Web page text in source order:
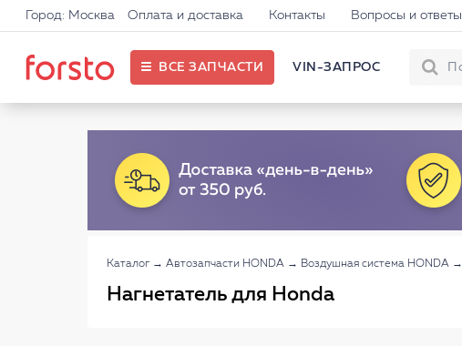
Город: Москва Оплата и доставка Контакты Вопросы и ответы
ВСЕ ЗАПЧАСТИ VIN-ЗАПРОС
Каталог → Автозапчасти HONDA → Воздушная система HONDA →
Нагнетатель для Honda